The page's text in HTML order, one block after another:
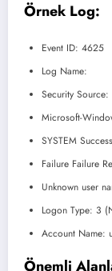
Örnek Log:
Event ID: 4625
Log Name:
Security Source:
Microsoft-
SYSTEM
Failure Failure
Unknown user
Logon Type: 3
Account Name:
Önemli